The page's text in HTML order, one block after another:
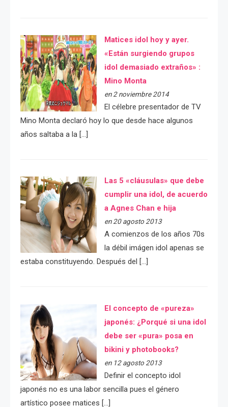
Matices idol hoy y ayer.
«Están surgiendo grupos
idol demasiado extraños» :
Mino Monta
en 2 noviembre 2014
El célebre presentador de TV
Mino Monta declaró hoy lo que desde hace algunos
años saltaba a la […]
Las 5 «cláusulas» que debe
cumplir una idol, de acuerdo
a Agnes Chan e hija
en 20 agosto 2013
A comienzos de los años 70s
la débil imágen idol apenas se
estaba constituyendo. Después del […]
El concepto de «pureza»
japonés: ¿Porqué si una idol
debe ser «pura» posa en
bikini y photobooks?
en 12 agosto 2013
Definir el concepto idol
japonés no es una labor sencilla pues el género
artístico posee matices […]